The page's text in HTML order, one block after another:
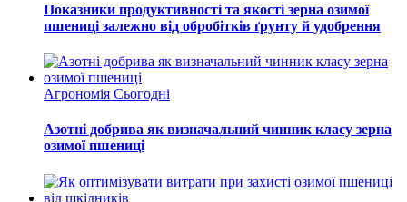
Показники продуктивності та якості зерна озимої
пшениці залежно від обробітків ґрунту й удобрення
Агрономія Сьогодні
Азотні добрива як визначальний чинник класу зерна
озимої пшениці